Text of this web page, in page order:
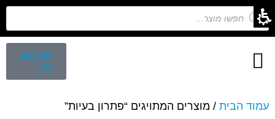
₪0.00
0
עמוד הבית / מוצרים המתויגים “פתרון בעיות”